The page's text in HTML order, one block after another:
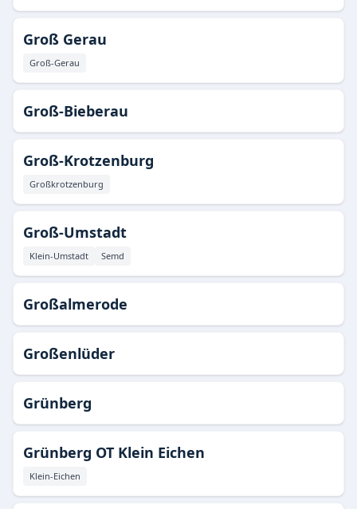
Groß Gerau
Groß-Gerau
Groß-Bieberau
Groß-Krotzenburg
Großkrotzenburg
Groß-Umstadt
Klein-Umstadt Semd
Großalmerode
Großenlüder
Grünberg
Grünberg OT Klein Eichen
Klein-Eichen